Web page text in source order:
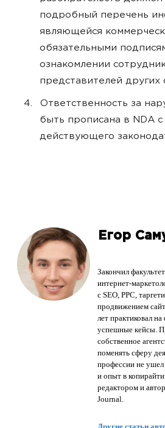
подробный перечень
являющейся
обязательными
ознакомлении
представителей других
Ответственность за
быть прописана в NDA c
действующего
Егор
Закончил
интернет-
с SEO, PPC,
продвижением
лет практиковал
успешные кейсы.
собственное
поменять сферу
профессии не
и опыт в
редактором и
Journal.